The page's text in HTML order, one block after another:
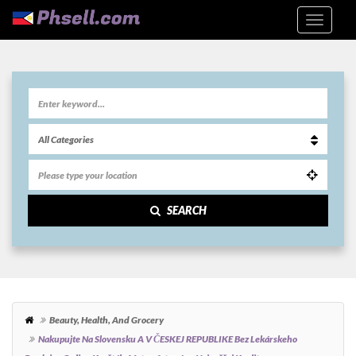
SEARCH
Beauty, Health, And Grocery
Nakupujte Na Slovensku A V ČESKEJ REPUBLIKE Bez Lekárskeho